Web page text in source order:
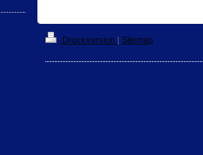
Druckversion | Sitemap